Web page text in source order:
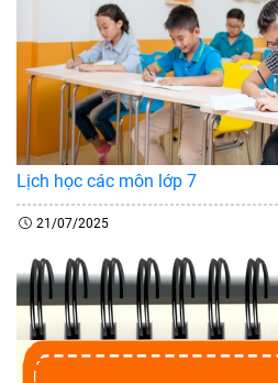
Lịch học các môn lớp 7
21/07/2025